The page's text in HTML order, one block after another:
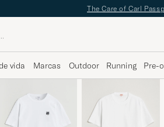
The Care of Carl
vida Marcas Outdoor Running Pre-